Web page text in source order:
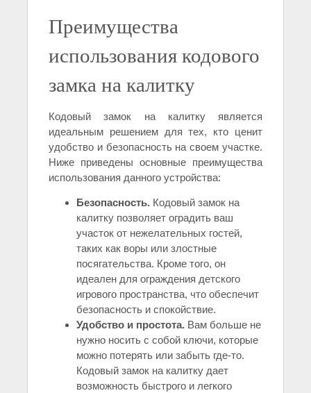
Преимущества
использования кодового
замка на калитку
Кодовый замок на калитку является
идеальным решением для тех, кто ценит
удобство и безопасность на своем участке.
Ниже приведены основные преимущества
использования данного устройства:
Безопасность. Кодовый замок на
калитку позволяет оградить ваш
участок от нежелательных гостей,
таких как воры или злостные
посягательства. Кроме того, он
идеален для ограждения детского
игрового пространства, что обеспечит
безопасность и спокойствие.
Удобство и простота. Вам больше не
нужно носить с собой ключи, которые
можно потерять или забыть где-то.
Кодовый замок на калитку дает
возможность быстрого и легкого